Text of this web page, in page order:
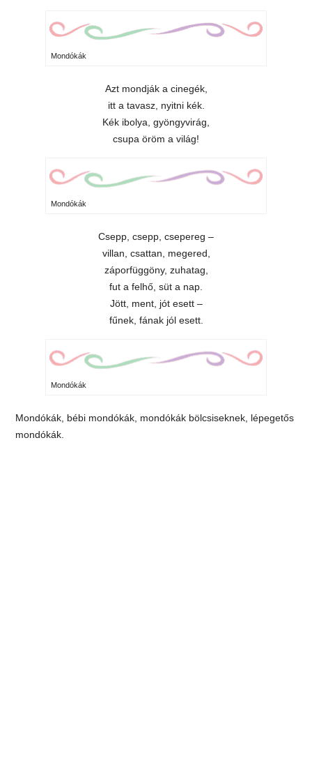
Mondókák
Azt mondják a cinegék,
itt a tavasz, nyitni kék.
Kék ibolya, gyöngyvirág,
csupa öröm a világ!
Mondókák
Csepp, csepp, csepereg –
villan, csattan, megered,
záporfüggöny, zuhatag,
fut a felhő, süt a nap.
Jött, ment, jót esett –
fűnek, fának jól esett.
Mondókák
Mondókák, bébi mondókák, mondókák bölcsiseknek, lépegetős
mondókák.